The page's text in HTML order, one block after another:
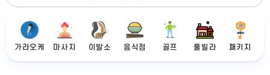
가라오케 마사지 이발소 음식점 골프 풀빌라 패키지